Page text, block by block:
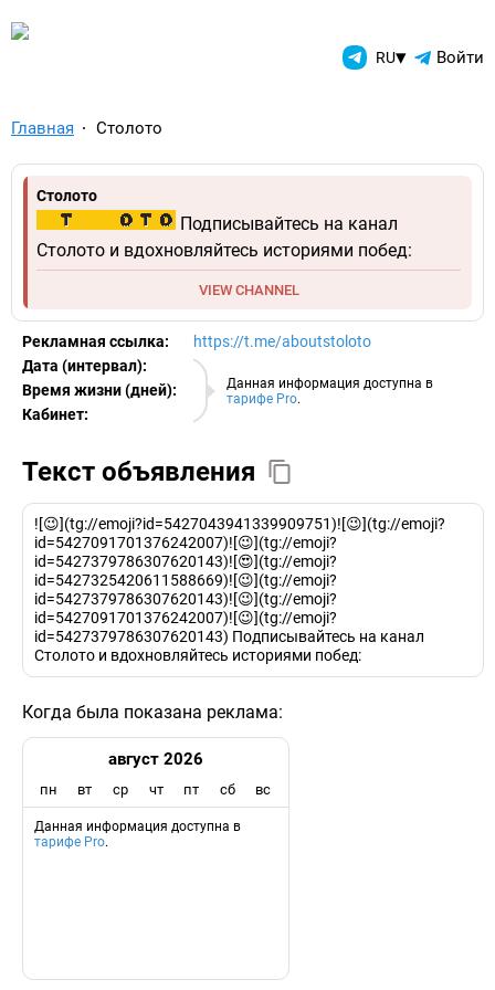
TelegramAds.com — RU▾ Войти
Главная Столото
Столото
Подписывайтесь на канал
Столото и вдохновляйтесь историями побед:
VIEW CHANNEL
Рекламная ссылка: https://t.me/aboutstoloto
Данная информация доступна в
тарифе Pro.
Дата (интервал):
06.08.2026
Время жизни (дней):
Кабинет:
EURO
Текст объявления
![😉](tg://emoji?id=5427043941339909751)![😉](tg://emoji?
id=5427091701376242007)![😉](tg://emoji?
id=5427379786307620143)![😍](tg://emoji?
id=5427325420611588669)![😉](tg://emoji?
id=5427379786307620143)![😉](tg://emoji?
id=5427091701376242007)![😉](tg://emoji?
id=5427379786307620143) Подписывайтесь на канал
Столото и вдохновляйтесь историями побед:
Когда была показана реклама:
август 2026
пн вт ср чт пт сб вс
Данная информация доступна в
тарифе Pro.